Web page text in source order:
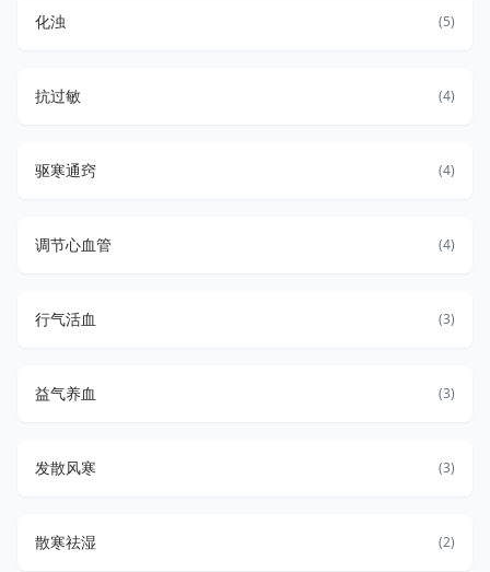
化浊 (5)
抗过敏 (4)
驱寒通窍 (4)
调节心血管 (4)
行气活血 (3)
益气养血 (3)
发散风寒 (3)
散寒祛湿 (2)